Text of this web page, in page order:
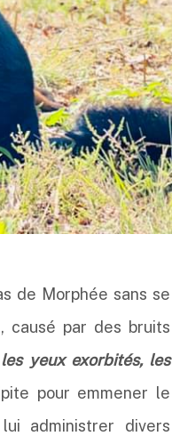
de Morphée sans se
par des bruits
yeux exorbités, les
pour emmener le
administrer divers